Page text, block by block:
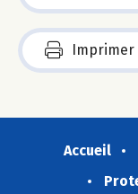
Imprimer
Accueil